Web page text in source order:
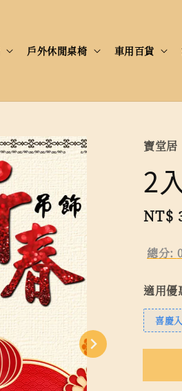
戶外休閒桌椅 車用百貨
寶堂居
2
NT$
總分:
適用優
喜慶